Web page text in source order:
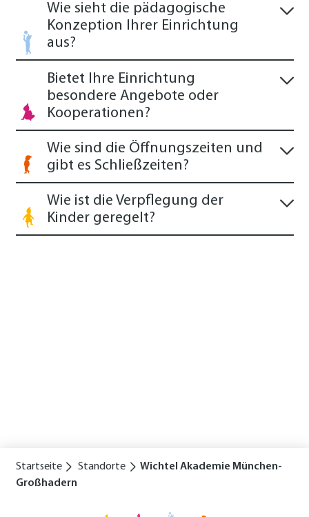
Wie sieht die pädagogische
Konzeption Ihrer Einrichtung
aus?
Bietet Ihre Einrichtung
besondere Angebote oder
Kooperationen?
Wie sind die Öffnungszeiten und
gibt es Schließzeiten?
Wie ist die Verpflegung der
Kinder geregelt?
Startseite Standorte
Wichtel Akademie München-
Großhadern